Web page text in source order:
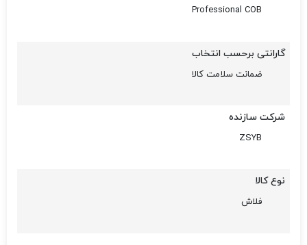
Professional COB
گارانتی برحسب انتخاب
ضمانت سلامت کالا
شرکت سازنده
ZSYB
نوع کالا
فلاش